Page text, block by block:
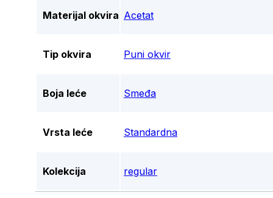
Materijal okvira Acetat
Tip okvira Puni okvir
Boja leće Smeđa
Vrsta leće Standardna
Kolekcija regular